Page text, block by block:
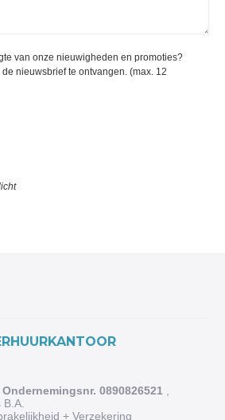
van onze nieuwigheden en promoties?
nieuwsbrief te ontvangen. (max. 12
Ondernemingsnr. 0890826521
+ Verzekering